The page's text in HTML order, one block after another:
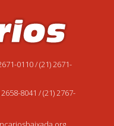
0110 / (21) 2671-
2658-8041 / (21) 2767-